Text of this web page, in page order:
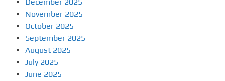
November 2025
October 2025
September 2025
August 2025
July 2025
June 2025